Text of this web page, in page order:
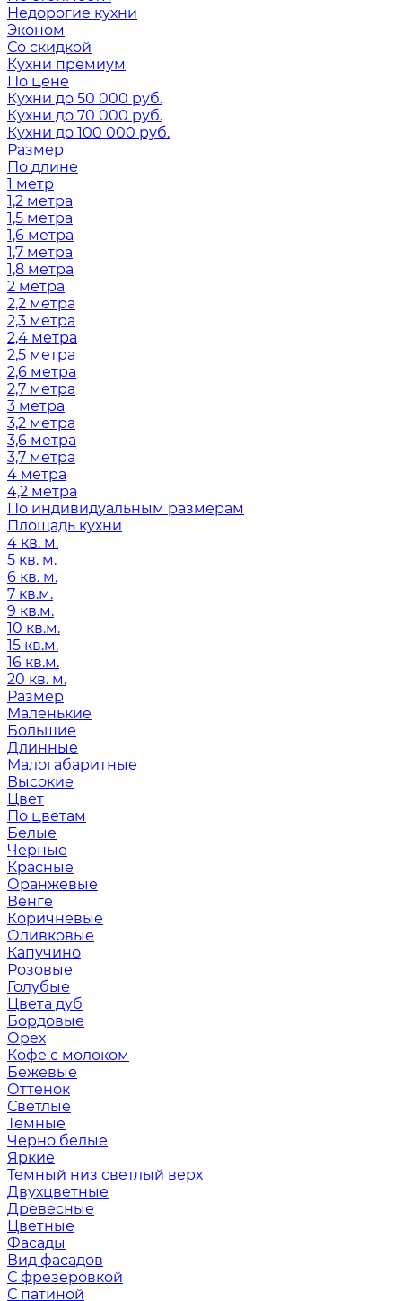
Недорогие кухни
Эконом
Со скидкой
Кухни премиум
По цене
Кухни до 50 000 руб.
Кухни до 70 000 руб.
Кухни до 100 000 руб.
Размер
По длине
1 метр
1,2 метра
1,5 метра
1,6 метра
1,7 метра
1,8 метра
2 метра
2,2 метра
2,3 метра
2,4 метра
2,5 метра
2,6 метра
2,7 метра
3 метра
3,2 метра
3,6 метра
3,7 метра
4 метра
4,2 метра
По индивидуальным размерам
Площадь кухни
4 кв. м.
5 кв. м.
6 кв. м.
7 кв.м.
9 кв.м.
10 кв.м.
15 кв.м.
16 кв.м.
20 кв. м.
Размер
Маленькие
Большие
Длинные
Малогабаритные
Высокие
Цвет
По цветам
Белые
Черные
Красные
Оранжевые
Венге
Коричневые
Оливковые
Капучино
Розовые
Голубые
Цвета дуб
Бордовые
Орех
Кофе с молоком
Бежевые
Оттенок
Светлые
Темные
Черно белые
Яркие
Темный низ светлый верх
Двухцветные
Древесные
Цветные
Фасады
Вид фасадов
С фрезеровкой
С патиной